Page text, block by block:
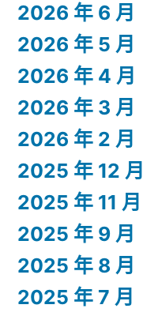
2026 年 6 月
2026 年 5 月
2026 年 4 月
2026 年 3 月
2026 年 2 月
2025 年 12 月
2025 年 11 月
2025 年 9 月
2025 年 8 月
2025 年 7 月